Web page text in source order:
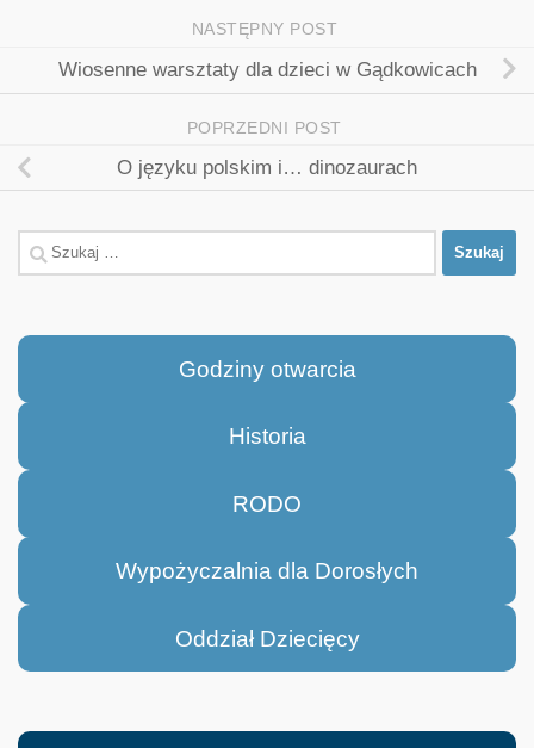
NASTĘPNY POST
Wiosenne warsztaty dla dzieci w Gądkowicach
POPRZEDNI POST
O języku polskim i… dinozaurach
Szukaj:
Godziny otwarcia
Historia
RODO
Wypożyczalnia dla Dorosłych
Oddział Dziecięcy